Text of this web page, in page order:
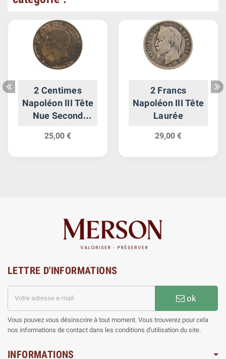
2 Centimes
Napoléon III Tête
Nue Second
25,00 €
2 Francs
Napoléon III Tête
Laurée
29,00 €
LETTRE D'INFORMATIONS
ok
Vous pouvez vous désinscrire à tout moment. Vous trouverez pour cela
nos informations de contact dans les conditions d'utilisation du site.
INFORMATIONS